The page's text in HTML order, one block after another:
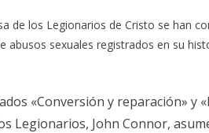
de los Legionarios de Cristo se han
abusos sexuales registrados en su
«Conversión y reparación» y
Legionarios, John Connor,